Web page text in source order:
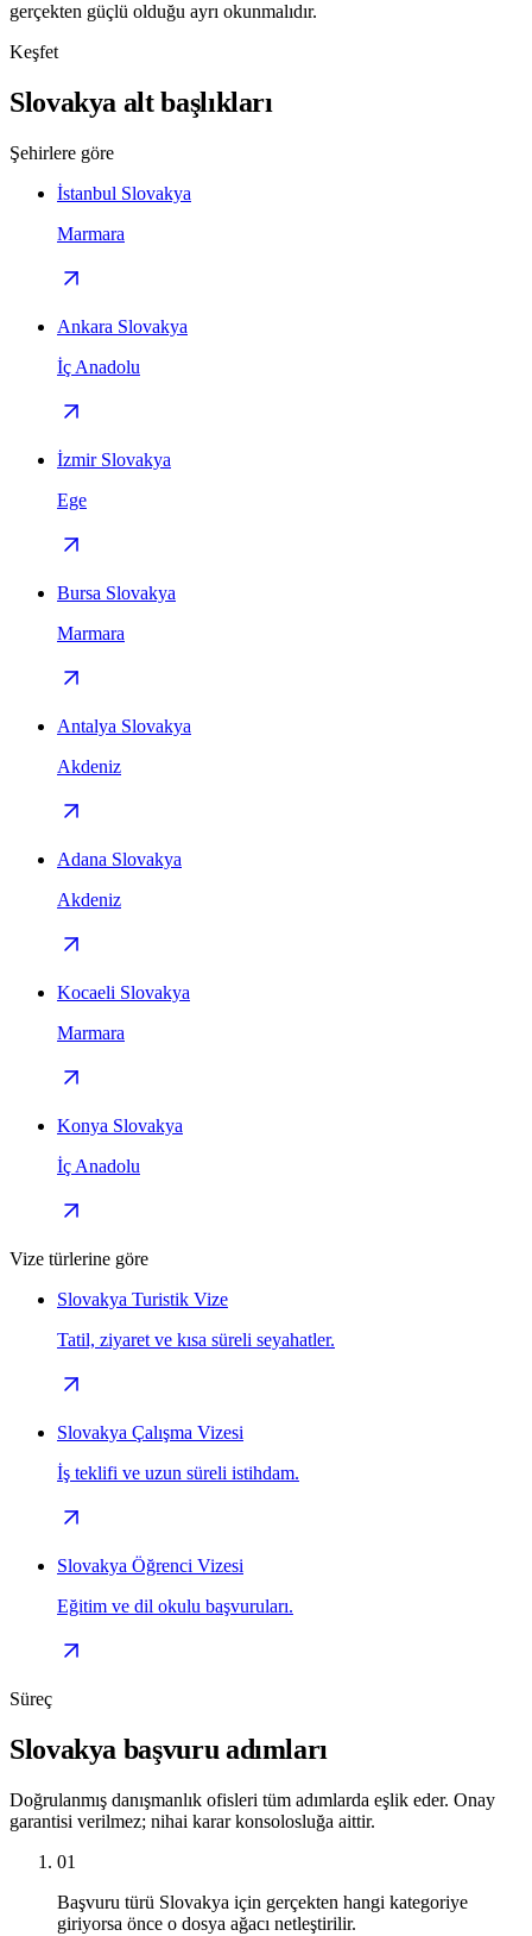
gerçekten güçlü olduğu ayrı okunmalıdır.
Keşfet
Slovakya alt başlıkları
Şehirlere göre
İstanbul Slovakya
Marmara
Ankara Slovakya
İç Anadolu
İzmir Slovakya
Ege
Bursa Slovakya
Marmara
Antalya Slovakya
Akdeniz
Adana Slovakya
Akdeniz
Kocaeli Slovakya
Marmara
Konya Slovakya
İç Anadolu
Vize türlerine göre
Slovakya Turistik Vize
Tatil, ziyaret ve kısa süreli seyahatler.
Slovakya Çalışma Vizesi
İş teklifi ve uzun süreli istihdam.
Slovakya Öğrenci Vizesi
Eğitim ve dil okulu başvuruları.
Süreç
Slovakya başvuru adımları
Doğrulanmış danışmanlık ofisleri tüm adımlarda eşlik eder. Onay
garantisi verilmez; nihai karar konsolosluğa aittir.
01
Başvuru türü Slovakya için gerçekten hangi kategoriye
giriyorsa önce o dosya ağacı netleştirilir.